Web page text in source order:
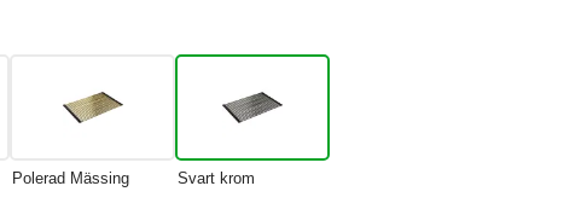
Polerad Mässing Svart krom